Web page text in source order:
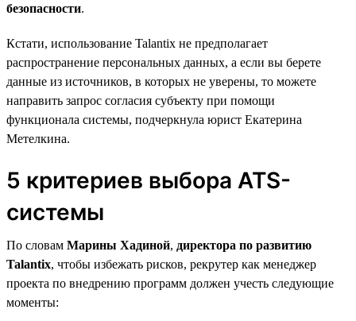
безопасности.
Кстати, использование Talantix не предполагает
распространение персональных данных, а если вы берете
данные из источников, в которых не уверены, то можете
направить запрос согласия субъекту при помощи
функционала системы, подчеркнула юрист Екатерина
Метелкина.
5 критериев выбора ATS-
системы
По словам Марины Хадиной, директора по развитию
Talantix, чтобы избежать рисков, рекрутер как менеджер
проекта по внедрению программ должен учесть следующие
моменты: